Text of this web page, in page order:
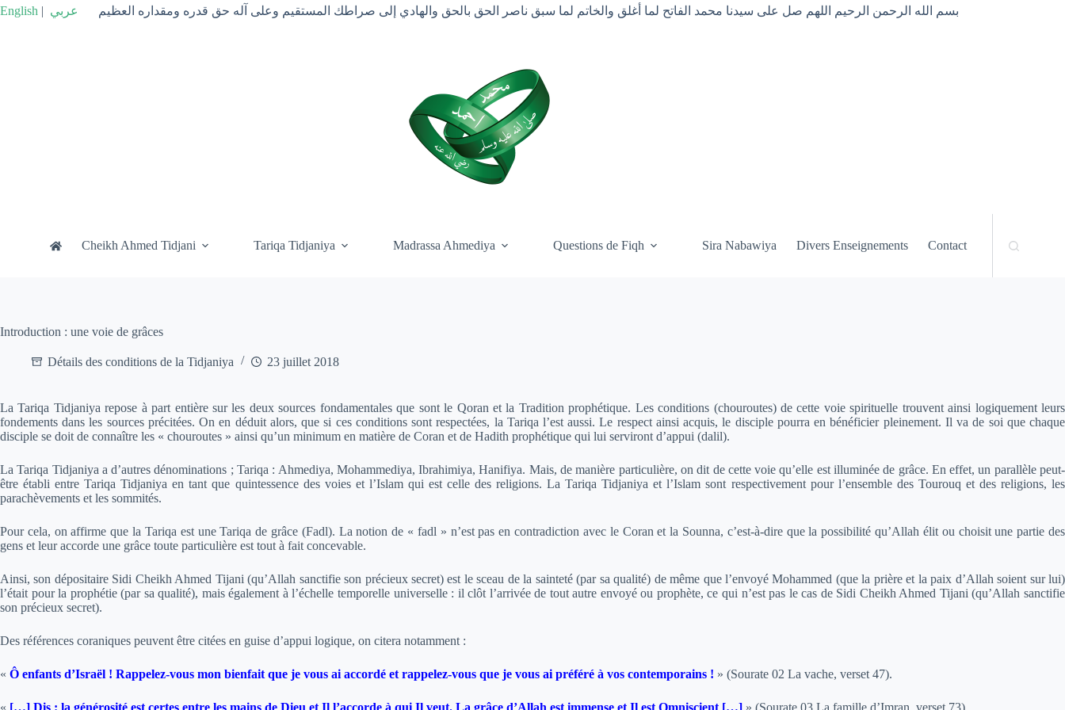
Passer
English | عربي بسم الله الرحمن الرحيم اللهم صل على سيدنا محمد الفاتح لما أغلق والخاتم لما سبق ناصر الحق بالحق والهادي إلى صراطك المستقيم وعلى آله حق قدره ومقداره العظيم
Cheikh Ahmed Tidjani Tariqa Tidjaniya Madrassa Ahmediya Questions de Fiqh Sira Nabawiya Divers Enseignements Contact
Introduction : une voie de grâces
Détails des conditions de la Tidjaniya 23 juillet 2018
La Tariqa Tidjaniya repose à part entière sur les deux sources fondamentales que sont le Qoran et la Tradition prophétique. Les conditions (chouroutes) de cette voie spirituelle trouvent ainsi logiquement leurs
fondements dans les sources précitées. On en déduit alors, que si ces conditions sont respectées, la Tariqa l’est aussi. Le respect ainsi acquis, le disciple pourra en bénéficier pleinement. Il va de soi que chaque
disciple se doit de connaître les « chouroutes » ainsi qu’un minimum en matière de Coran et de Hadith prophétique qui lui serviront d’appui (dalil).
La Tariqa Tidjaniya a d’autres dénominations ; Tariqa : Ahmediya, Mohammediya, Ibrahimiya, Hanifiya. Mais, de manière particulière, on dit de cette voie qu’elle est illuminée de grâce. En effet, un parallèle peut-
être établi entre Tariqa Tidjaniya en tant que quintessence des voies et l’Islam qui est celle des religions. La Tariqa Tidjaniya et l’Islam sont respectivement pour l’ensemble des Tourouq et des religions, les
parachèvements et les sommités.
Pour cela, on affirme que la Tariqa est une Tariqa de grâce (Fadl). La notion de « fadl » n’est pas en contradiction avec le Coran et la Sounna, c’est-à-dire que la possibilité qu’Allah élit ou choisit une partie des
gens et leur accorde une grâce toute particulière est tout à fait concevable.
Ainsi, son dépositaire Sidi Cheikh Ahmed Tijani (qu’Allah sanctifie son précieux secret) est le sceau de la sainteté (par sa qualité) de même que l’envoyé Mohammed (que la prière et la paix d’Allah soient sur lui)
l’était pour la prophétie (par sa qualité), mais également à l’échelle temporelle universelle : il clôt l’arrivée de tout autre envoyé ou prophète, ce qui n’est pas le cas de Sidi Cheikh Ahmed Tijani (qu’Allah sanctifie
son précieux secret).
Des références coraniques peuvent être citées en guise d’appui logique, on citera notamment :
« Ô enfants d’Israël ! Rappelez-vous mon bienfait que je vous ai accordé et rappelez-vous que je vous ai préféré à vos contemporains ! » (Sourate 02 La vache, verset 47).
« […] Dis : la générosité est certes entre les mains de Dieu et Il l’accorde à qui Il veut. La grâce d’Allah est immense et Il est Omniscient […] » (Sourate 03 La famille d’Imran, verset 73).